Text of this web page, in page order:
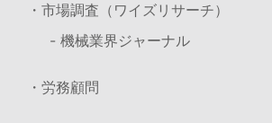
・市場調査（ワイズリサーチ）
- 機械業界ジャーナル
・労務顧問